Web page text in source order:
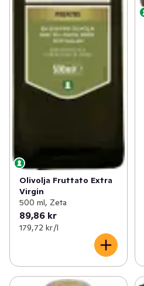
Olivolja Fruttato Extra
Virgin
500 ml, Zeta
89,86 kr
179,72 kr /l